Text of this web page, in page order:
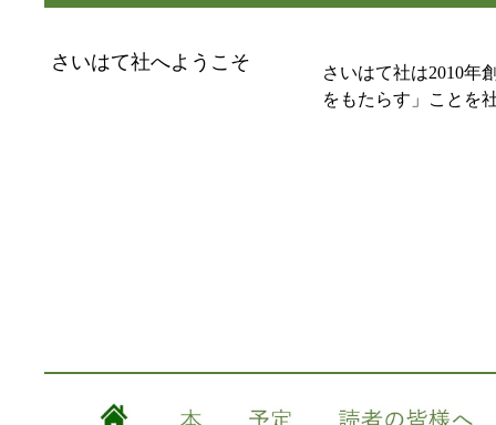
さいはて社へようこそ
さいはて社は2010年
をもたらす」ことを